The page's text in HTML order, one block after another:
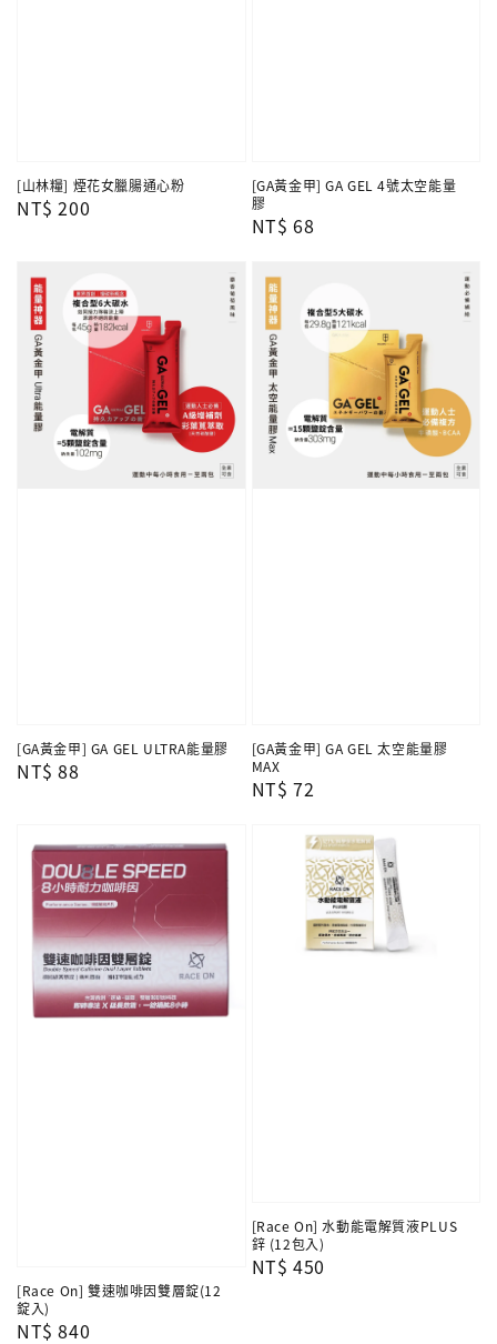
[山林糧] 煙花女臘腸通心粉
Regular
NT$ 200
[GA黃金甲] GA GEL 4號太空能量
膠
Regular
NT$ 68
[GA黃金甲] GA GEL ULTRA能量膠
Regular
NT$ 88
[GA黃金甲] GA GEL 太空能量膠
MAX
Regular
NT$ 72
[Race On] 雙速咖啡因雙層錠(12
錠入)
Regular
NT$ 840
[Race On] 水動能電解質液PLUS
鋅 (12包入)
Regular
NT$ 450